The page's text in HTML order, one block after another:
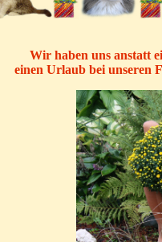
Wir haben uns anstatt
einen Urlaub bei unseren